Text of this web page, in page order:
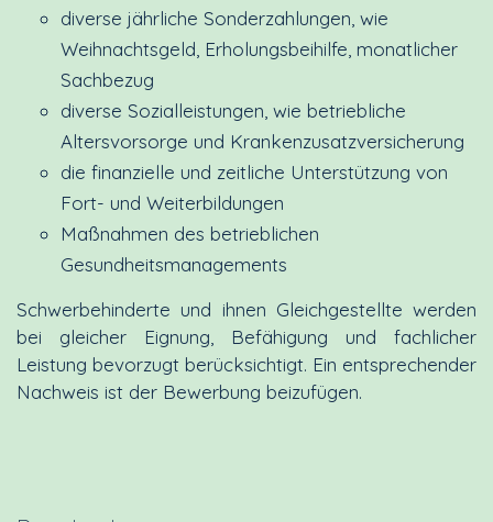
diverse jährliche Sonderzahlungen, wie
Weihnachtsgeld, Erholungsbeihilfe, monatlicher
Sachbezug
diverse Sozialleistungen, wie betriebliche
Altersvorsorge und Krankenzusatzversicherung
die finanzielle und zeitliche Unterstützung von
Fort- und Weiterbildungen
Maßnahmen des betrieblichen
Gesundheitsmanagements
Schwerbehinderte und ihnen Gleichgestellte werden
bei gleicher Eignung, Befähigung und fachlicher
Leistung bevorzugt berücksichtigt. Ein entsprechender
Nachweis ist der Bewerbung beizufügen.